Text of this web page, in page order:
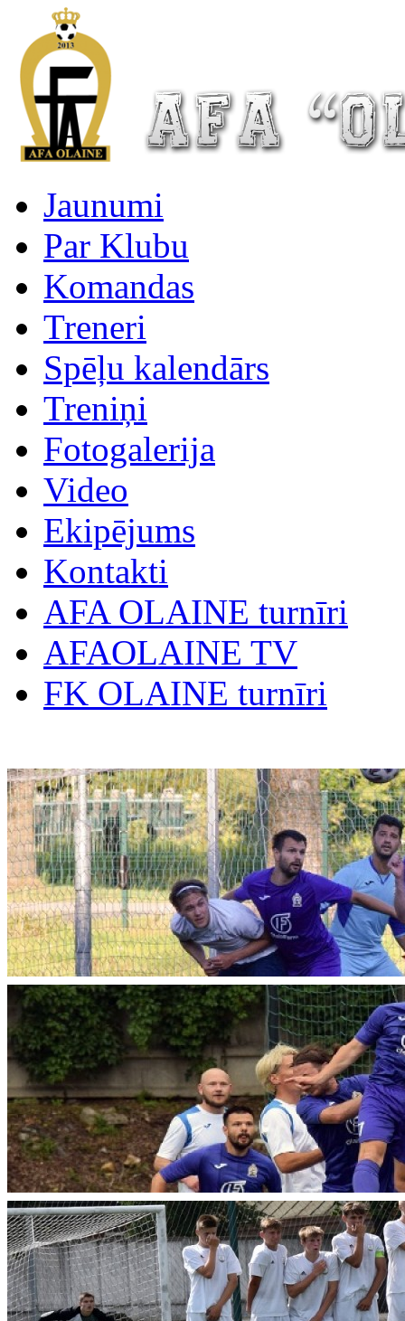
Jaunumi
Par Klubu
Komandas
Treneri
Spēļu kalendārs
Treniņi
Fotogalerija
Video
Ekipējums
Kontakti
AFA OLAINE turnīri
AFAOLAINE TV
FK OLAINE turnīri